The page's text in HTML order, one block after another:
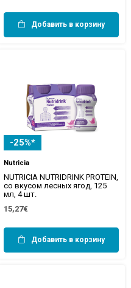
Добавить в корзину
-25%*
Nutricia
NUTRICIA NUTRIDRINK PROTEIN,
со вкусом лесных ягод, 125
мл, 4 шт.
15,27€
Добавить в корзину